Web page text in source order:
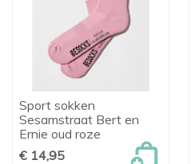
Sport sokken
Sesamstraat Bert en
Ernie oud roze
€ 14,95